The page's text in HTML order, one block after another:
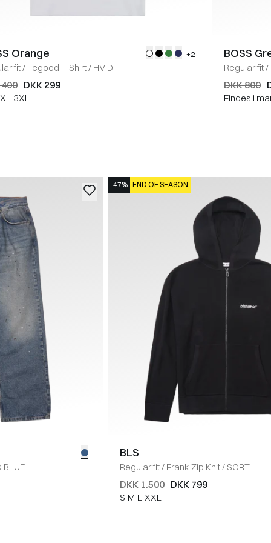
Orange +2
fit/Tegood T-Shirt/ HVID
DKK 299
3XL
BOSS
Regular fit/
DKK 800
Findes i
BLUE
-47% END OF SEASON
BLS
Regular fit/ Frank Zip Knit/ SORT
DKK 1.500 DKK 799
S M L XXL